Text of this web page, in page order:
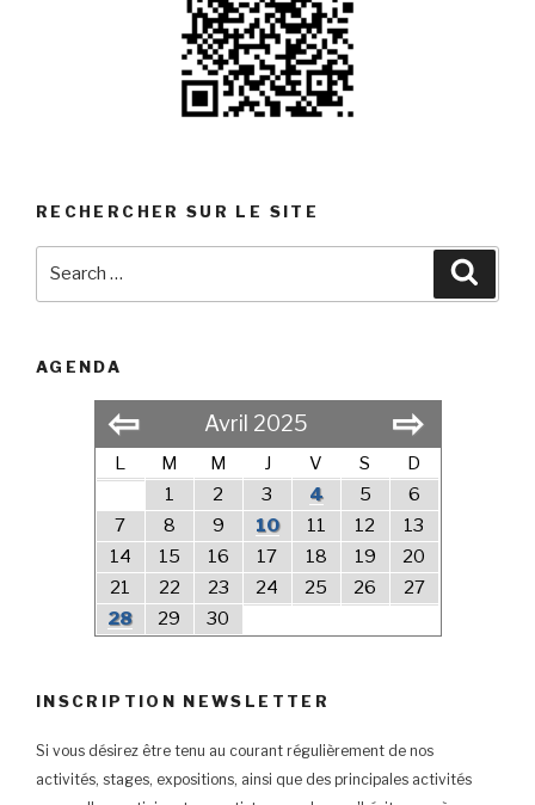
RECHERCHER SUR LE SITE
AGENDA
⇦ Avril 2025 ⇨
L M M J V S
D
1
2 3 4 5
6
7
8 9 10 11 12
13
14
15 16 17 18 19
20
21
22 23 24 25 26
27
28
29 30
INSCRIPTION NEWSLETTER
Si vous désirez être tenu au courant régulièrement de nos
activités, stages, expositions, ainsi que des principales activités